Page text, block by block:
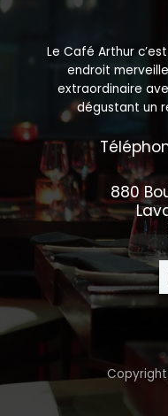
Le Café Arthur
endroit
extraordinaire
dégustant un
880